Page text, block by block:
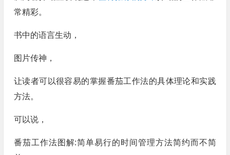
常精彩。
书中的语言生动，
图片传神，
让读者可以很容易的掌握番茄工作法的具体理论和实践
方法。
可以说，
番茄工作法图解:简单易行的时间管理方法简约而不简